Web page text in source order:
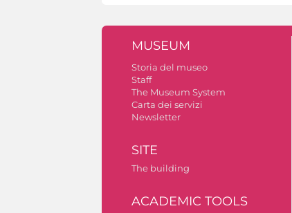
MUSEUM
Storia del museo
Staff
The Museum System
Carta dei servizi
Newsletter
SITE
The building
ACADEMIC TOOLS